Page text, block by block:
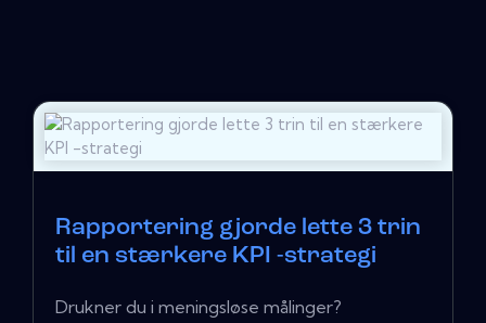
Rapportering gjorde lette 3 trin
til en stærkere KPI -strategi
Drukner du i meningsløse målinger?